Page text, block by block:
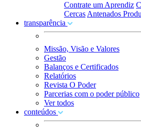
Contrate um Aprendiz
Cercas Antenados
transparência
Missão, Visão e Valores
Gestão
Balanços e Certificados
Relatórios
Revista O Poder
Parcerias com o poder público
Ver todos
conteúdos